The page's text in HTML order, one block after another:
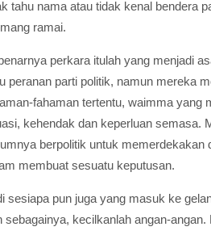
tahu nama atau tidak kenal bendera
ramai.
perkara itulah yang menjadi
peranan parti politik, namun mereka
fahaman tertentu, waimma yang
kehendak dan keperluan semasa.
berpolitik untuk memerdekakan
membuat sesuatu keputusan.
sesiapa pun juga yang masuk ke
sebagainya, kecilkanlah angan-